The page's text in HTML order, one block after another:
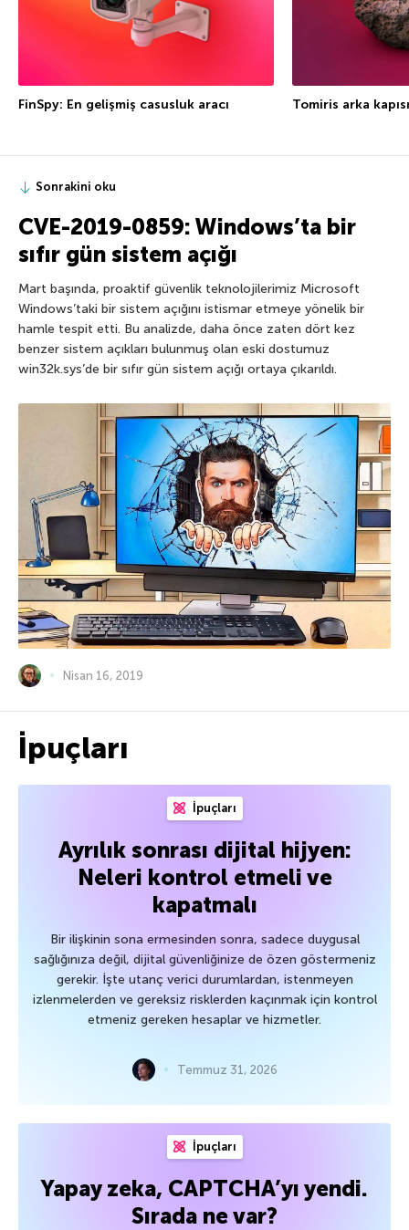
FinSpy: En gelişmiş casusluk aracı Tomiris arka kapısı
Sonrakini oku
CVE-2019-0859: Windows’ta bir
sıfır gün sistem açığı
Mart başında, proaktif güvenlik teknolojilerimiz Microsoft
Windows’taki bir sistem açığını istismar etmeye yönelik bir
hamle tespit etti. Bu analizde, daha önce zaten dört kez
benzer sistem açıkları bulunmuş olan eski dostumuz
win32k.sys’de bir sıfır gün sistem açığı ortaya çıkarıldı.
Nisan 16, 2019
İpuçları
İpuçları
Ayrılık sonrası dijital hijyen:
Neleri kontrol etmeli ve
kapatmalı
Bir ilişkinin sona ermesinden sonra, sadece duygusal
sağlığınıza değil, dijital güvenliğinize de özen göstermeniz
gerekir. İşte utanç verici durumlardan, istenmeyen
izlenmelerden ve gereksiz risklerden kaçınmak için kontrol
etmeniz gereken hesaplar ve hizmetler.
Temmuz 31, 2026
İpuçları
Yapay zeka, CAPTCHA’yı yendi.
Sırada ne var?